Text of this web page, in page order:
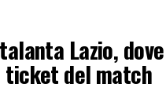
Lazio, dove
ticket del match